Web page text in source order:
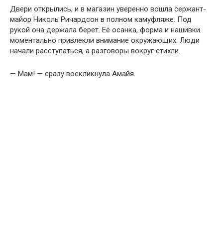
Двери открылись, и в магазин уверенно вошла сержант-
майор Николь Ричардсон в полном камуфляже. Под
рукой она держала берет. Её осанка, форма и нашивки
моментально привлекли внимание окружающих. Люди
начали расступаться, а разговоры вокруг стихли.
— Мам! — сразу воскликнула Амайя.